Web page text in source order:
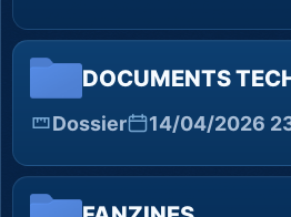
DOCUMENTS
Dossier 14/04/2026